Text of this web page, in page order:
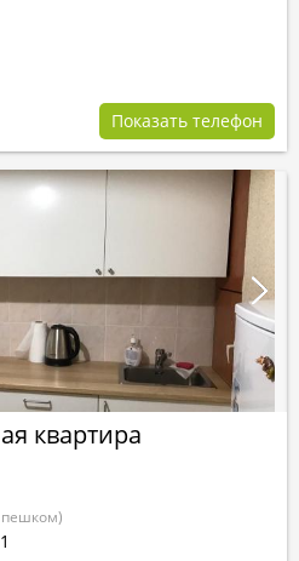
Показать телефон
квартира